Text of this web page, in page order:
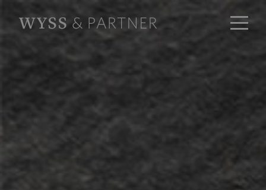
Unsere Strategie​fonds